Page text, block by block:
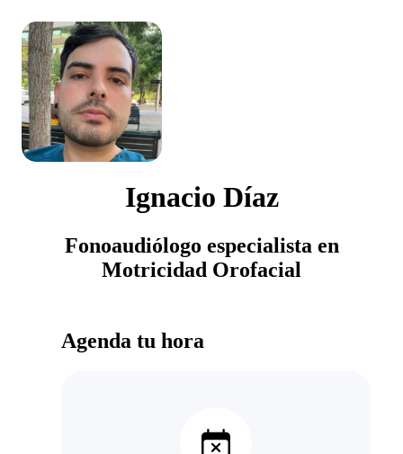
Ignacio Díaz
Fonoaudiólogo especialista en
Motricidad Orofacial
Agenda tu hora